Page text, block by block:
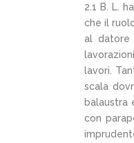
2.1 B. L.
che il
al datore
lavori.
scala
balaustra
con